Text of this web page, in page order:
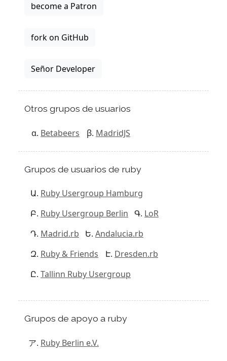
become a Patron
fork on GitHub
Señor Developer
Otros grupos de usuarios
Betabeers MadridJS
Grupos de usuarios de ruby
Ruby Usergroup Hamburg
Ruby Usergroup Berlin
LoR
Madrid.rb
Andalucia.rb
Ruby & Friends
Dresden.rb
Tallinn Ruby Usergroup
Grupos de apoyo a ruby
Ruby Berlin e.V.